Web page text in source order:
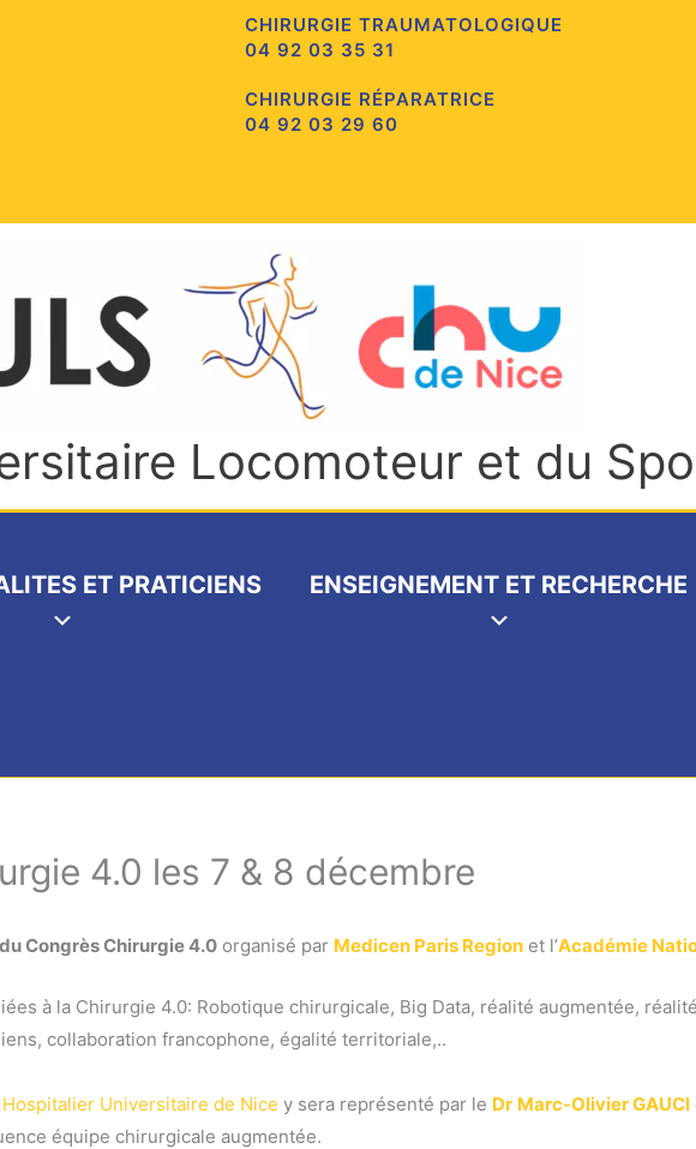
CHIRURGIE TRAUMATOLOGIQUE
04 92 03 35 31
CHIRURGIE RÉPARATRICE
04 92 03 29 60
Locomoteur et du
ET PRATICIENS ENSEIGNEMENT ET RECHERCHE
4.0 les 7 & 8 décembre
Congrès Chirurgie 4.0 organisé par Medicen Paris Region et l’Académie
à la Chirurgie 4.0: Robotique chirurgicale, Big Data, réalité augmentée,
collaboration francophone, égalité territoriale,..
Universitaire de Nice y sera représenté par le Dr Marc-Olivier GAUCI
équipe chirurgicale augmentée.